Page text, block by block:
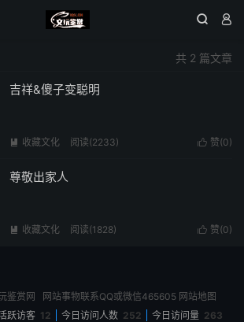
 
共 2 篇文章
吉祥&傻子变聪明
 赞(0)
 收藏文化 阅读(2233)
尊敬出家人
 赞(0)
 收藏文化 阅读(1828)
鉴赏网 网站事物联系QQ或微信465605 网站地图
跃访客 12 今日访问人数 252 今日访问量 263